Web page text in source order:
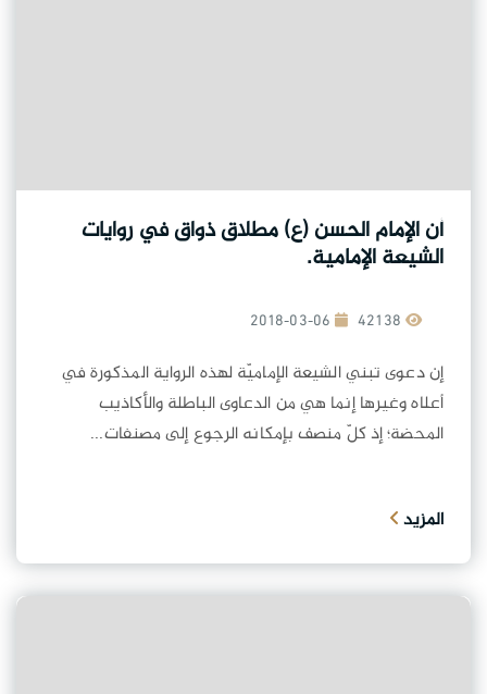
أن الإمام الحسن (ع) مطلاق ذواق في روايات
الشيعة الإمامية.
2018-03-06
إن دعوى تبني الشيعة الإماميّة لهذه الرواية المذكورة في
أعلاه وغيرها إنما هي من الدعاوى الباطلة والأكاذيب
المحضة؛ إذ كلّ منصف بإمكانه الرجوع إلى مصنفات...
المزيد